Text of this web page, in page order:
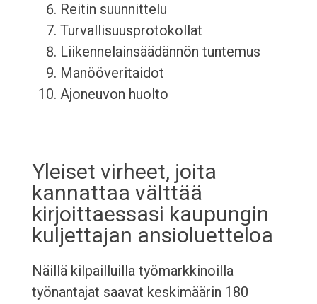
Reitin suunnittelu
Turvallisuusprotokollat
Liikennelainsäädännön tuntemus
Manööveritaidot
Ajoneuvon huolto
Yleiset virheet, joita
kannattaa välttää
kirjoittaessasi kaupungin
kuljettajan ansioluetteloa
Näillä kilpailluilla työmarkkinoilla
työnantajat saavat keskimäärin 180